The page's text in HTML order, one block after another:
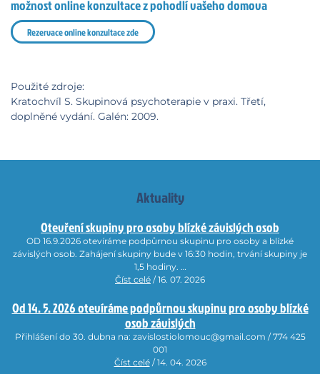
možnost online konzultace z pohodlí vašeho domova
Rezervace online konzultace zde
Použité zdroje:
Kratochvíl S. Skupinová psychoterapie v praxi. Třetí,
doplněné vydání. Galén: 2009.
Aktuality
Otevření skupiny pro osoby blízké závislých osob
OD 16.9.2026 otevíráme podpůrnou skupinu pro osoby a blízké
závislých osob. Zahájení skupiny bude v 16:30 hodin, trvání skupiny je
1,5 hodiny. …
Číst celé / 16. 07. 2026
Od 14. 5. 2026 otevíráme podpůrnou skupinu pro osoby blízké
osob závislých
Přihlášení do 30. dubna na: zavislostiolomouc@gmail.com / 774 425
001
Číst celé/ 14. 04. 2026